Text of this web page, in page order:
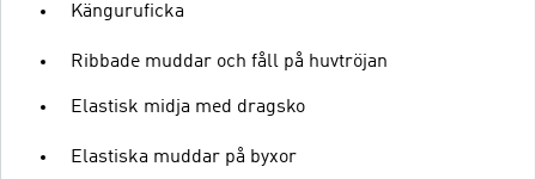
Känguruficka
Ribbade muddar och fåll på huvtröjan
Elastisk midja med dragsko
Elastiska muddar på byxor